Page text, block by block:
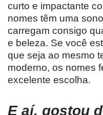
curto e impactante
nomes têm uma
carregam consigo
e beleza. Se você
que seja ao mesmo
moderno, os nomes
excelente escolha.
E aí, gostou